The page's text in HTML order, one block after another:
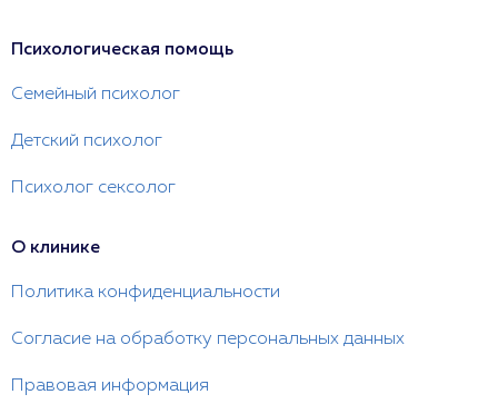
Психологическая помощь
Семейный психолог
Детский психолог
Психолог сексолог
О клинике
Политика конфиденциальности
Согласие на обработку персональных данных
Правовая информация